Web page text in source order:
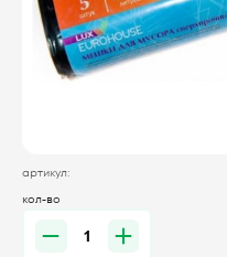
артикул:
кол-во